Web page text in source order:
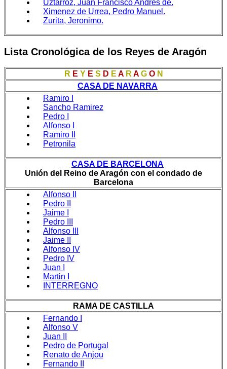
Uztarroz, Juan Francisco Andrés de.
Ximenez de Urrea, Pedro Manuel.
Zurita, Jeronimo.
Lista Cronológica de los Reyes de Aragón
R E Y E S D E A R A G O N
CASA DE NAVARRA
Ramiro I
Sancho Ramirez
Pedro I
Alfonso I
Ramiro II
Petronila
CASA DE BARCELONA
Unión del Reino de Aragón con el condado de
Barcelona
Alfonso II
Pedro II
Jaime I
Pedro III
Alfonso III
Jaime II
Alfonso IV
Pedro IV
Juan I
Martin I
INTERREGNO
RAMA DE CASTILLA
Fernando I
Alfonso V
Juan II
Pedro de Portugal
Renato de Anjou
Fernando II